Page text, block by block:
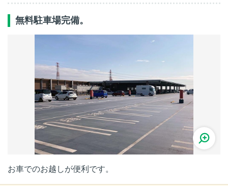
無料駐車場完備。
お車でのお越しが便利です。